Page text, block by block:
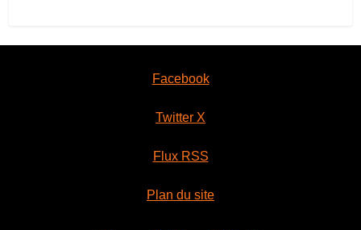
Facebook
Twitter X
Flux RSS
Plan du site